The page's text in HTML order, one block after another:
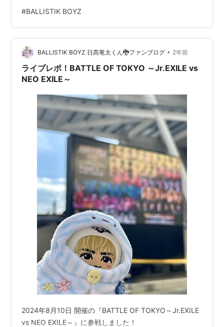
に掲載するよ。 では、この記事に「2025/6/21-6/22
BALLISTIKBOYZ - ARENA LIVE 2025 IMPACT ライブ 兵
庫 神戸 公演」の曲目や曲順があるからブログ読者さんは
注意してね。
#BALLISTIK BOYZ
BALLISTIK BOYZ 日髙竜太くん🐉ファンブログ • 2年前
ライブレポ！BATTLE OF TOKYO ～Jr.EXILE vs
NEO EXILE～
2024年8月10日 開催の『BATTLE OF TOKYO～Jr.EXILE
vs NEO EXILE～』に参戦しました！